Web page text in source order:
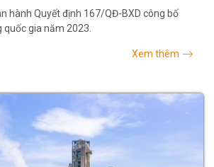
hành Quyết định 167/QĐ-BXD công bố
gia năm 2023.
Xem thêm